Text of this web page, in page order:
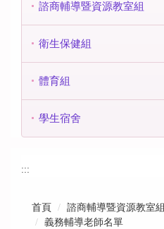
諮商輔導暨資源教室組
衛生保健組
體育組
學生宿舍
:::
首頁 諮商輔導暨資源教室組
義務輔導老師名單